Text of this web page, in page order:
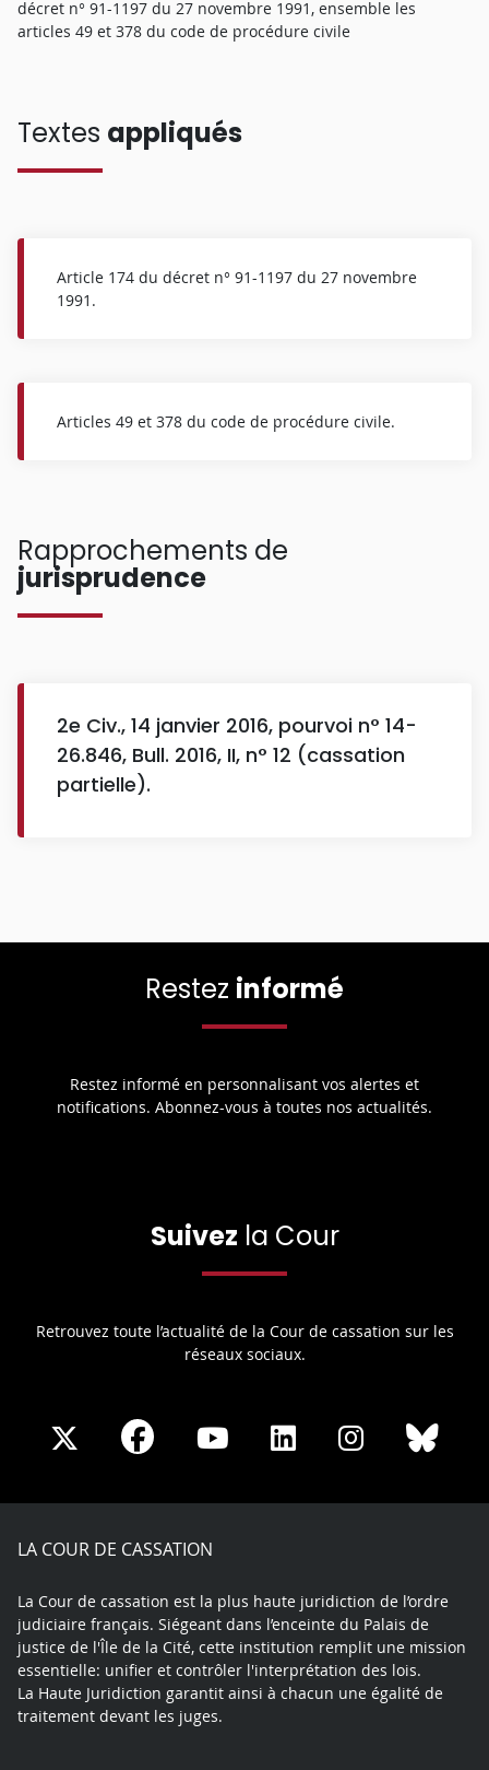
décret n° 91-1197 du 27 novembre 1991, ensemble les
articles 49 et 378 du code de procédure civile
Textes appliqués
Article 174 du décret n° 91-1197 du 27 novembre
1991.
Articles 49 et 378 du code de procédure civile.
Rapprochements de
jurisprudence
2e Civ., 14 janvier 2016, pourvoi n° 14-
26.846, Bull. 2016, II, n° 12 (cassation
partielle).
Restez informé
Restez informé en personnalisant vos alertes et
notifications. Abonnez-vous à toutes nos actualités.
Suivez la Cour
Retrouvez toute l’actualité de la Cour de cassation sur les
réseaux sociaux.
Share
X
Share
Facebook
Share
Youtube
Share
LinkedIn
Share
Instagram
LA COUR DE CASSATION
La Cour de cassation est la plus haute juridiction de l’ordre
judiciaire français. Siégeant dans l’enceinte du Palais de
justice de l'Île de la Cité, cette institution remplit une mission
essentielle: unifier et contrôler l'interprétation des lois.
La Haute Juridiction garantit ainsi à chacun une égalité de
traitement devant les juges.